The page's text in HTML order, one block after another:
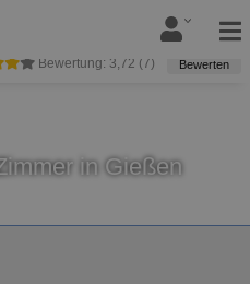
Bewertung: 3,72 ( 7) Bewerten
in Gießen